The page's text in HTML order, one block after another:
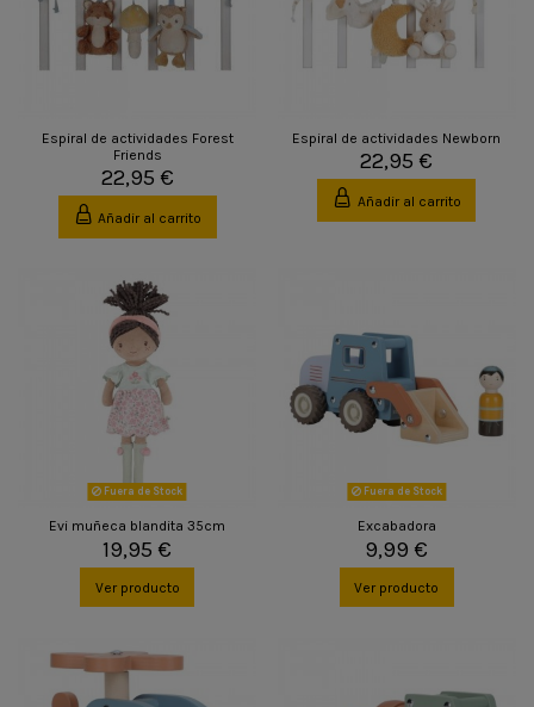
Espiral de actividades Forest
Friends
22,95 €
Añadir al carrito
Espiral de actividades Newborn
22,95 €
Añadir al carrito
Fuera de Stock
Evi muñeca blandita 35cm
19,95 €
Ver producto
Fuera de Stock
Excabadora
9,99 €
Ver producto